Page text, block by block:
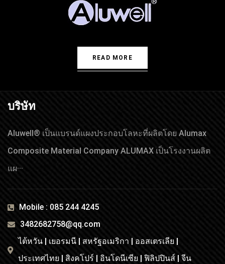
READ MORE
บริษัท
Aluwell® เป็นแบรนด์แผงประกอบโลหะที่ผลิตโดย Alumax
Composite Material Company ALUMAX เป็นโรงงานผลิต
แผ···
Mobile : 085 244 4245
3482682758@qq.com
ไต้หวัน | เยอรมนี | สหรัฐอเมริกา | ออสเตรเลีย |
ประเทศไทย | สิงคโปร์ | อินโดนีเซีย | ฟิลิปปินส์ | จีน